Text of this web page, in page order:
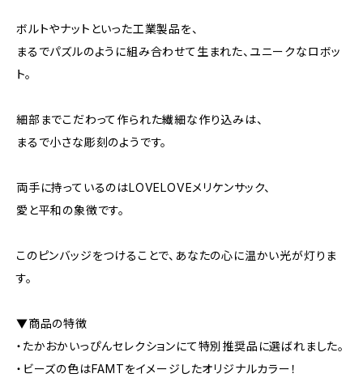
ボルトやナットといった工業製品を、
まるでパズルのように組み合わせて生まれた、ユニークなロボッ
ト。
細部までこだわって作られた繊細な作り込みは、
まるで小さな彫刻のようです。
両手に持っているのはLOVELOVEメリケンサック、
愛と平和の象徴です。
このピンバッジをつけることで、あなたの心に温かい光が灯りま
す。
▼商品の特徴
・たかおかいっぴんセレクションにて特別推奨品に選ばれました。
・ビーズの色はFAMTをイメージしたオリジナルカラー！